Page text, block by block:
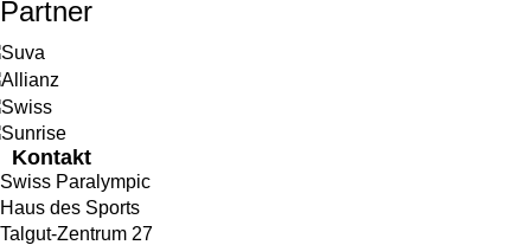
Partner
Kontakt
Swiss Paralympic
Haus des Sports
Talgut-Zentrum 27